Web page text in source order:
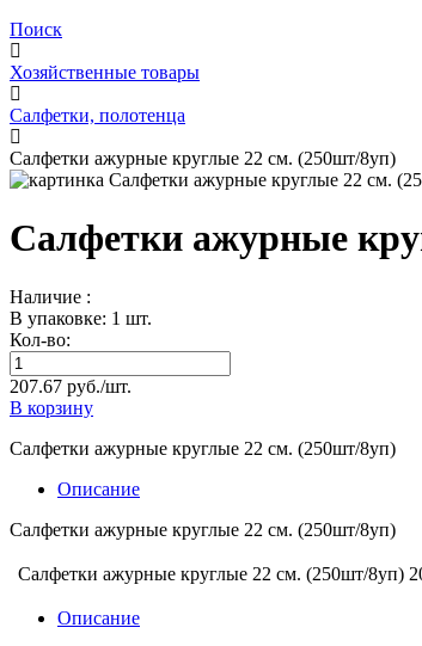
Поиск
Хозяйственные товары
Салфетки, полотенца
Салфетки ажурные круглые 22 см. (250шт/8уп)
Салфетки ажурные
Наличие :
В упаковке: 1 шт.
Кол-во:
207.67 руб./шт.
В корзину
Салфетки ажурные круглые 22 см. (250шт/8уп)
Описание
Салфетки ажурные круглые 22 см. (250шт/8уп)
Салфетки ажурные круглые 22 см. (250шт/8уп)
Описание